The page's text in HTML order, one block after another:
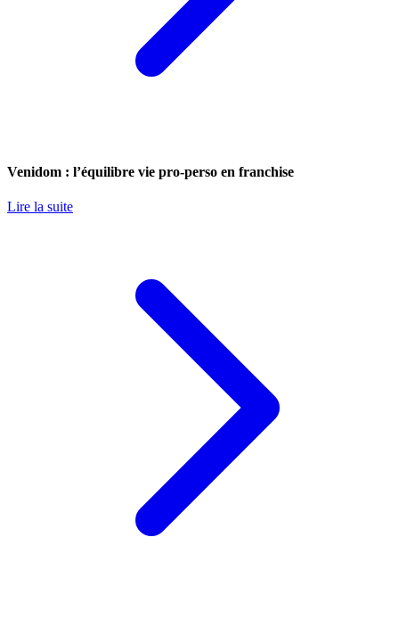
Venidom : l’équilibre vie pro-perso en franchise
Lire la suite